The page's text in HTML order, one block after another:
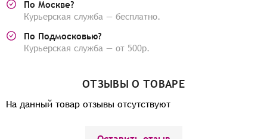
По Москве?
Курьерская служба — бесплатно.
По Подмосковью?
Курьерская служба — от 500р.
ОТЗЫВЫ О ТОВАРЕ
На данный товар отзывы отсутствуют